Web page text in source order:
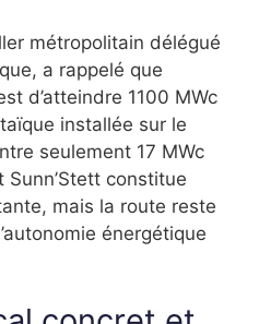
métropolitain délégué
a rappelé que
d’atteindre 1100 MWc
installée sur le
seulement 17 MWc
constitue
mais la route reste
énergétique